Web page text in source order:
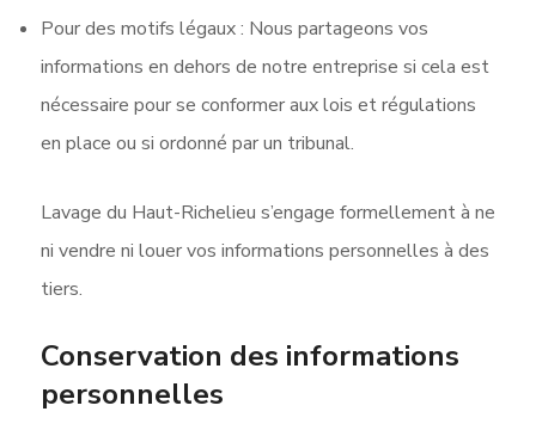
Pour des motifs légaux : Nous partageons vos
informations en dehors de notre entreprise si cela est
nécessaire pour se conformer aux lois et régulations
en place ou si ordonné par un tribunal.
Lavage du Haut-Richelieu s’engage formellement à ne
ni vendre ni louer vos informations personnelles à des
tiers.
Conservation des informations
personnelles